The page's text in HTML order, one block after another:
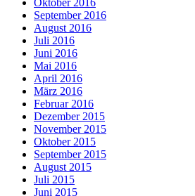
September 2016
August 2016
Juli 2016
Juni 2016
Mai 2016
April 2016
März 2016
Februar 2016
Dezember 2015
November 2015
Oktober 2015
September 2015
August 2015
Juli 2015
Juni 2015